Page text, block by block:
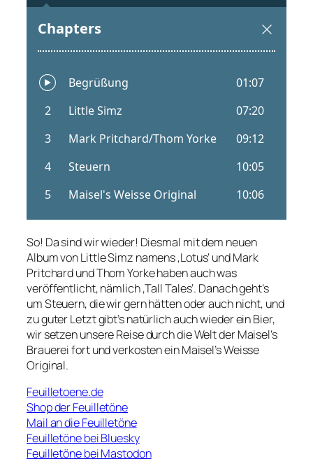
So! Da sind wir wieder! Diesmal mit dem neuen
Album von Little Simz namens ‚Lotus‘ und Mark
Pritchard und Thom Yorke haben auch was
veröffentlicht, nämlich ‚Tall Tales‘. Danach geht’s
um Steuern, die wir gern hätten oder auch nicht, und
zu guter Letzt gibt’s natürlich auch wieder ein Bier,
wir setzen unsere Reise durch die Welt der Maisel’s
Brauerei fort und verkosten ein Maisel’s Weisse
Original.
Feuilletoene.de
Shop der Feuilletöne
Mail an die Feuilletöne
Feuilletöne bei Bluesky
Feuilletöne bei Mastodon